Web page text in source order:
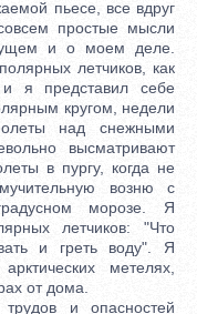
пьесе, все вдруг
простые мысли
и о моем деле.
летчиков, как
и я представил себе
кругом, недели
над снежными
высматривают
в пургу, когда не
возню с
морозе. Я
летчиков: "Что
и греть воду". Я
метелях,
от дома.
и опасностей